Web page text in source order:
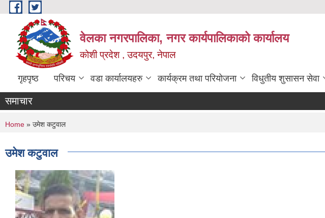
Skip to main content
वेलका नगरपालिका, नगर कार्यपालिकाको कार्यालय
कोशी प्रदेश , उदयपुर, नेपाल
गृहपृष्ठ परिचय वडा कार्यालयहरु कार्यक्रम तथा परियोजना विधुतीय शुसासन सेवा
समाचार
You are here
Home » उमेश कटुवाल
उमेश कटुवाल